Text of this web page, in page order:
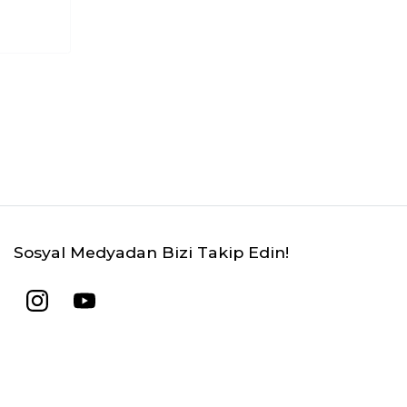
Sosyal Medyadan Bizi Takip Edin!